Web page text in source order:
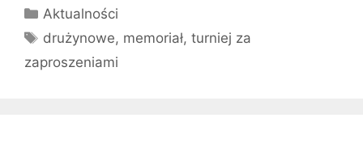
Kategorie
Aktualności
Tagi
drużynowe, memoriał,turniej za
zaproszeniami